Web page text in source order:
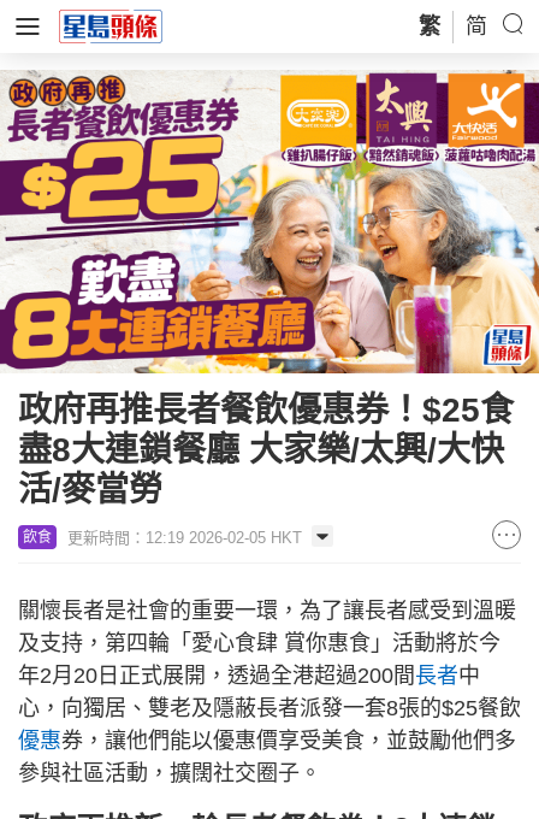
繁 简
政府再推長者餐飲優惠券！$25食
盡8大連鎖餐廳 大家樂/太興/大快
活/麥當勞
飲食 更新時間：12:19 2026-02-05 HKT
關懷長者是社會的重要一環，為了讓長者感受到溫暖
及支持，第四輪「愛心食肆 賞你惠食」活動將於今
年2月20日正式展開，透過全港超過200間 長者中
心，向獨居、雙老及隱蔽長者派發一套8張的$25餐飲
優惠券，讓他們能以優惠價享受美食，並鼓勵他們多
參與社區活動，擴闊社交圈子。